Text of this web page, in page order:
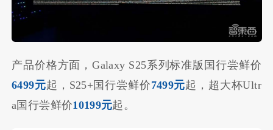
产品价格方面，Galaxy S25系列标准版国行尝鲜价
6499元起，S25+国行尝鲜价7499元起，超大杯Ultr
a国行尝鲜价10199元起。